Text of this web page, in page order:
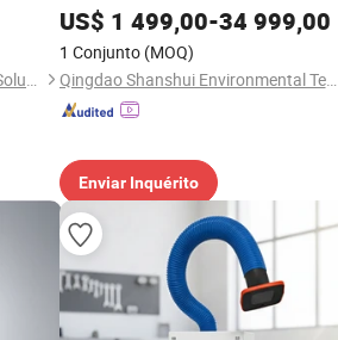
Mayair(Nanjing)Environmental Solutions Co., Ltd
Fumaça de Soldagem
US$ 1 499,00-34 999,00
1 Conjunto (MOQ)
Qingdao Shanshui Environmental Technology Co., Ltd
Enviar Inquérito